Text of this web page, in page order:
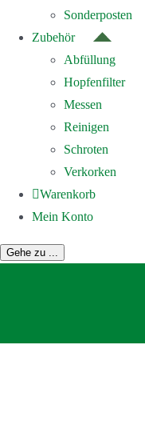
Sonderposten
Zubehör
Abfüllung
Hopfenfilter
Messen
Reinigen
Schroten
Verkorken
Warenkorb
Mein Konto
Gehe zu ...